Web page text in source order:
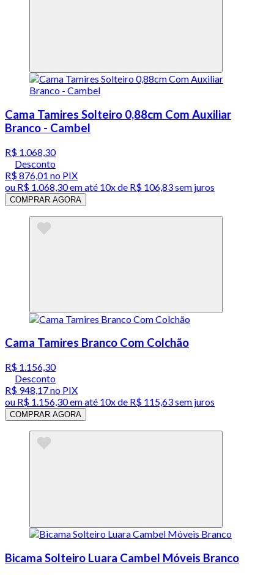
Cama Tamires Solteiro 0,88cm Com Auxiliar
Branco - Cambel
R$ 1.068,30
Desconto
R$ 876,01 no PIX
ou R$ 1.068,30em até 10x de R$ 106,83 sem juros
COMPRAR AGORA
Cama Tamires Branco Com Colchão
R$ 1.156,30
Desconto
R$ 948,17no PIX
ou R$ 1.156,30em até 10x de R$ 115,63 sem juros
COMPRAR AGORA
Bicama Solteiro Luara Cambel Móveis Branco